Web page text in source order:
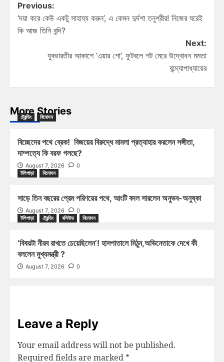
Previous:
‘দয়া করে কেউ একটু সাহায্য করুন’, এ কেমন দুর্দশা তনুশ্রীর! নিজের ঘরেই
কি আজ তিনি বন্দি?
Next:
যুবভারতীর আকাশে ‘এয়ার শো’, ফুটবলে শট মেরে উদ্বোধন মমতা
বন্দ্যোপাধ্যায়ের
More Stories
ট্রেন্ডিং বিনোদন
বিচ্ছেদের পথে ব্রেক! বিজয়ের বিরুদ্ধে মামলা প্রত্যাহার করলেন সঙ্গীতা,
দাম্পত্যে কি বরফ গলছে?
August 7, 2026
0
টলিপাড়া
বিনোদন
সাড়ে তিন বছরের প্রেম পরিণয়ের পথে, আংটি বদল সারলেন অনুভব-অনুষ্কা
August 7, 2026
0
টলিপাড়া
ট্রেন্ডিং বলিউড বিনোদন
‘বিষয়টা নীরব রাখতে চেয়েছিলেন’! হাসপাতালে মিঠুন,অভিনেতাকে দেখে কী
বললেন মুখ্যমন্ত্রী ?
August 7, 2026 0
Leave a Reply
Your email address will not be published.
Required fields are marked *